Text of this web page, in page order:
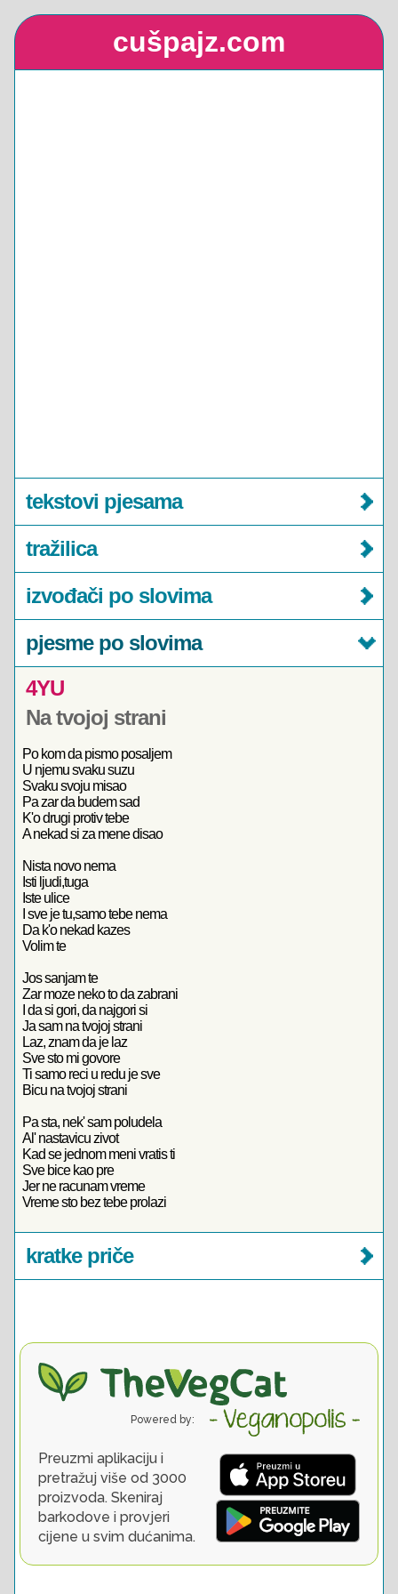
cušpajz.com
tekstovi pjesama
tražilica
izvođači po slovima
pjesme po slovima
4YU
Na tvojoj strani
Po kom da pismo posaljem
U njemu svaku suzu
Svaku svoju misao
Pa zar da budem sad
K'o drugi protiv tebe
A nekad si za mene disao
Nista novo nema
Isti ljudi,tuga
Iste ulice
I sve je tu,samo tebe nema
Da k'o nekad kazes
Volim te
Jos sanjam te
Zar moze neko to da zabrani
I da si gori, da najgori si
Ja sam na tvojoj strani
Laz, znam da je laz
Sve sto mi govore
Ti samo reci u redu je sve
Bicu na tvojoj strani
Pa sta, nek' sam poludela
Al' nastavicu zivot
Kad se jednom meni vratis ti
Sve bice kao pre
Jer ne racunam vreme
Vreme sto bez tebe prolazi
kratke priče